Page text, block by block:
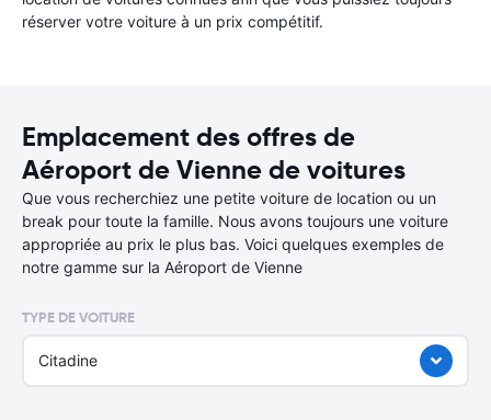
réserver votre voiture à un prix compétitif.
Emplacement des offres de
Aéroport de Vienne de voitures
Que vous recherchiez une petite voiture de location ou un
break pour toute la famille. Nous avons toujours une voiture
appropriée au prix le plus bas. Voici quelques exemples de
notre gamme sur la Aéroport de Vienne
TYPE DE VOITURE
Citadine